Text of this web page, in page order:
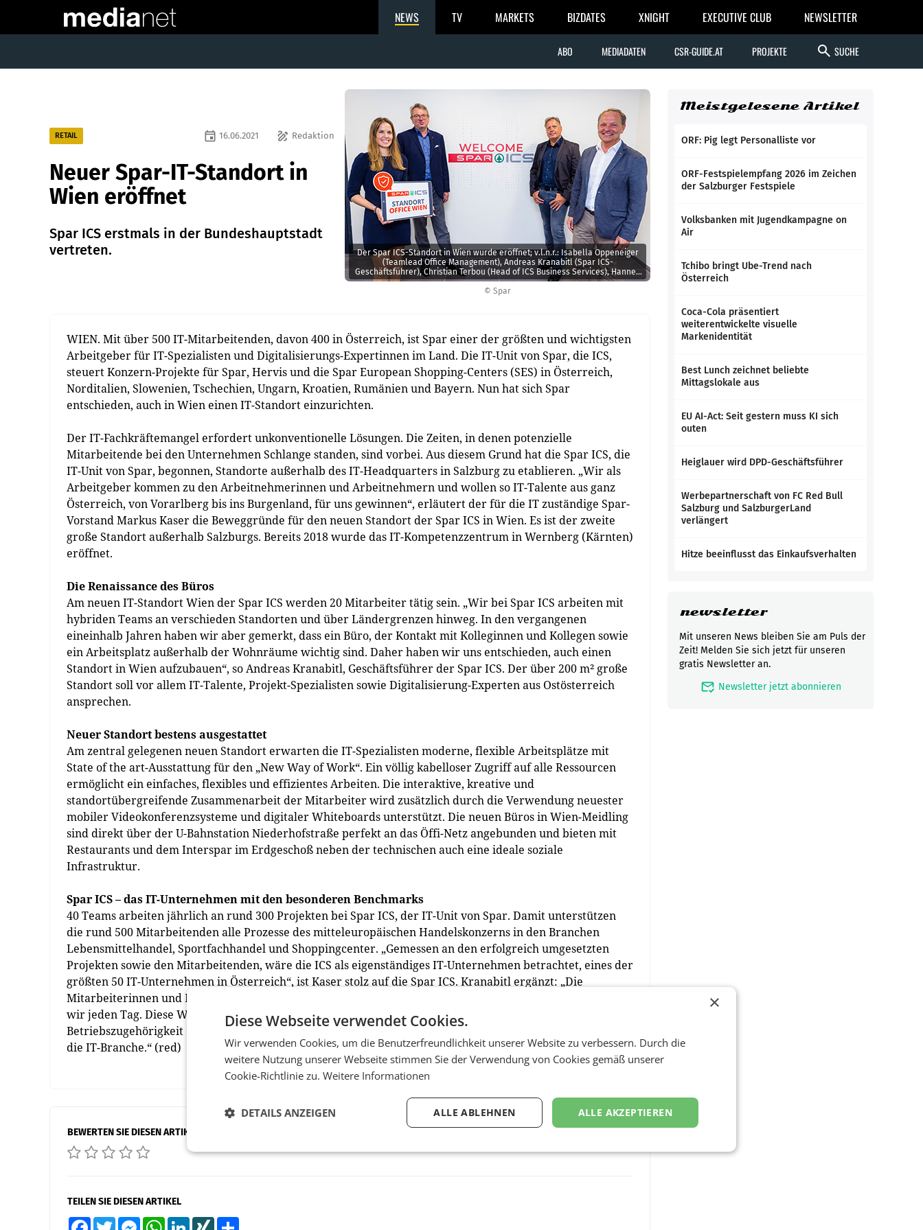
NEWS TV MARKETS BIZDATES XNIGHT EXECUTIVE CLUB NEWSLETTER
ABO MEDIADATEN CSR-GUIDE.AT PROJEKTE search SUCHE
© Spar
Der Spar ICS-Standort in Wien wurde eröffnet; v.l.n.r.: Isabella Oppeneiger
(Teamlead Office Management), Andreas Kranabitl (Spar ICS-
Geschäftsführer), Christian Terbou (Head of ICS Business Services), Hannes
Leobacher (Head of ICS Austria).
RETAIL draw Redaktion
event 16.06.2021
Neuer Spar-IT-Standort in
Wien eröffnet
Spar ICS erstmals in der Bundeshauptstadt
vertreten.
WIEN. Mit über 500 IT-Mitarbeitenden, davon 400 in Österreich, ist Spar einer der größten und wichtigsten
Arbeitgeber für IT-Spezialisten und Digitalisierungs-Expertinnen im Land. Die IT-Unit von Spar, die ICS,
steuert Konzern-Projekte für Spar, Hervis und die Spar European Shopping-Centers (SES) in Österreich,
Norditalien, Slowenien, Tschechien, Ungarn, Kroatien, Rumänien und Bayern. Nun hat sich Spar
entschieden, auch in Wien einen IT-Standort einzurichten.
Der IT-Fachkräftemangel erfordert unkonventionelle Lösungen. Die Zeiten, in denen potenzielle
Mitarbeitende bei den Unternehmen Schlange standen, sind vorbei. Aus diesem Grund hat die Spar ICS, die
IT-Unit von Spar, begonnen, Standorte außerhalb des IT-Headquarters in Salzburg zu etablieren. „Wir als
Arbeitgeber kommen zu den Arbeitnehmerinnen und Arbeitnehmern und wollen so IT-Talente aus ganz
Österreich, von Vorarlberg bis ins Burgenland, für uns gewinnen“, erläutert der für die IT zuständige Spar-
Vorstand Markus Kaser die Beweggründe für den neuen Standort der Spar ICS in Wien. Es ist der zweite
große Standort außerhalb Salzburgs. Bereits 2018 wurde das IT-Kompetenzzentrum in Wernberg (Kärnten)
eröffnet.
Die Renaissance des Büros
Am neuen IT-Standort Wien der Spar ICS werden 20 Mitarbeiter tätig sein. „Wir bei Spar ICS arbeiten mit
hybriden Teams an verschieden Standorten und über Ländergrenzen hinweg. In den vergangenen
eineinhalb Jahren haben wir aber gemerkt, dass ein Büro, der Kontakt mit Kolleginnen und Kollegen sowie
ein Arbeitsplatz außerhalb der Wohnräume wichtig sind. Daher haben wir uns entschieden, auch einen
Standort in Wien aufzubauen“, so Andreas Kranabitl, Geschäftsführer der Spar ICS. Der über 200 m² große
Standort soll vor allem IT-Talente, Projekt-Spezialisten sowie Digitalisierung-Experten aus Ostösterreich
ansprechen.
Neuer Standort bestens ausgestattet
Am zentral gelegenen neuen Standort erwarten die IT-Spezialisten moderne, flexible Arbeitsplätze mit
State of the art-Ausstattung für den „New Way of Work“. Ein völlig kabelloser Zugriff auf alle Ressourcen
ermöglicht ein einfaches, flexibles und effizientes Arbeiten. Die interaktive, kreative und
standortübergreifende Zusammenarbeit der Mitarbeiter wird zusätzlich durch die Verwendung neuester
mobiler Videokonferenzsysteme und digitaler Whiteboards unterstützt. Die neuen Büros in Wien-Meidling
sind direkt über der U-Bahnstation Niederhofstraße perfekt an das Öffi-Netz angebunden und bieten mit
Restaurants und dem Interspar im Erdgeschoß neben der technischen auch eine ideale soziale
Infrastruktur.
Spar ICS – das IT-Unternehmen mit den besonderen Benchmarks
40 Teams arbeiten jährlich an rund 300 Projekten bei Spar ICS, der IT-Unit von Spar. Damit unterstützen
die rund 500 Mitarbeitenden alle Prozesse des mitteleuropäischen Handelskonzerns in den Branchen
Lebensmittelhandel, Sportfachhandel und Shoppingcenter. „Gemessen an den erfolgreich umgesetzten
Projekten sowie den Mitarbeitenden, wäre die ICS als eigenständiges IT-Unternehmen betrachtet, eines der
größten 50 IT-Unternehmen in Österreich“, ist Kaser stolz auf die Spar ICS. Kranabitl ergänzt: „Die
Mitarbeiterinnen und Mitarbeiter tragen wesentlich zu diesem Unternehmenserfolg bei, und das schätzen
wir jeden Tag. Diese Wertschätzung führt mit Sicherheit auch dazu, dass die durchschnittliche
Betriebszugehörigkeit eines ICS-IT-Mitarbeitenden bei zehn Jahren liegt – ein unglaublich toller Wert für
die IT-Branche.“ (red)
BEWERTEN SIE DIESEN ARTIKEL
TEILEN SIE DIESEN ARTIKEL
FacebookTwitter MessengerWhatsAppLinkedInXING
Meistgelesene Artikel
ORF: Pig legt Personalliste vor
ORF-Festspielempfang 2026 im Zeichen
der Salzburger Festspiele
Volksbanken mit Jugendkampagne on
Air
Tchibo bringt Ube-Trend nach
Österreich
Coca-Cola präsentiert
weiterentwickelte visuelle
Markenidentität
Best Lunch zeichnet beliebte
Mittagslokale aus
EU AI-Act: Seit gestern muss KI sich
outen
Heiglauer wird DPD-Geschäftsführer
Werbepartnerschaft von FC Red Bull
Salzburg und SalzburgerLand
verlängert
Hitze beeinflusst das Einkaufsverhalten
newsletter
Mit unseren News bleiben Sie am Puls der
Zeit! Melden Sie sich jetzt für unseren
gratis Newsletter an.
mark_email_read Newsletter jetzt abonnieren
×
Diese Webseite verwendet Cookies.
Wir verwenden Cookies, um die Benutzerfreundlichkeit unserer Website zu verbessern. Durch die
weitere Nutzung unserer Webseite stimmen Sie der Verwendung von Cookies gemäß unserer
Cookie-Richtlinie zu. Weitere Informationen
ALLE AKZEPTIEREN
ALLE ABLEHNEN
DETAILS ANZEIGEN